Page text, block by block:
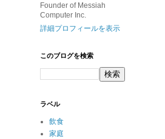
Founder of Messiah
Computer Inc.
詳細プロフィールを表示
このブログを検索
ラベル
飲食
家庭